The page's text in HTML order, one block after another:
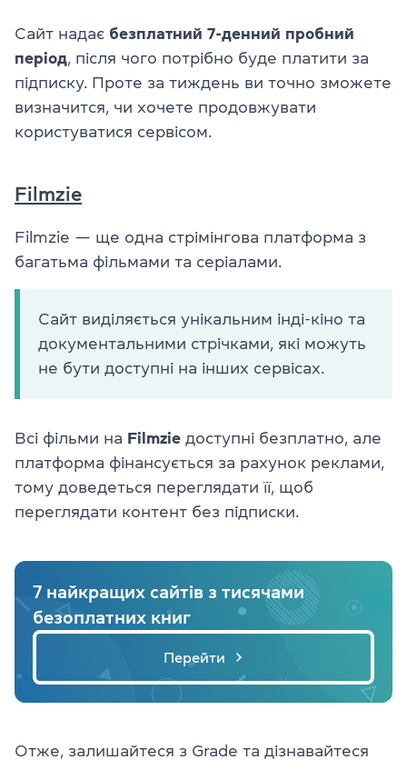
Сайт надає безплатний 7-денний пробний
період, після чого потрібно буде платити за
підписку. Проте за тиждень ви точно зможете
визначится, чи хочете продовжувати
користуватися сервісом.
Filmzie
Filmzie — ще одна стрімінгова платформа з
багатьма фільмами та серіалами.
Сайт виділяється унікальним інді-кіно та
документальними стрічками, які можуть
не бути доступні на інших сервісах.
Всі фільми на Filmzie доступні безплатно, але
платформа фінансується за рахунок реклами,
тому доведеться переглядати її, щоб
переглядати контент без підписки.
7 найкращих сайтів з тисячами
безоплатних книг
Перейти
Отже, залишайтеся з Grade та дізнавайтеся